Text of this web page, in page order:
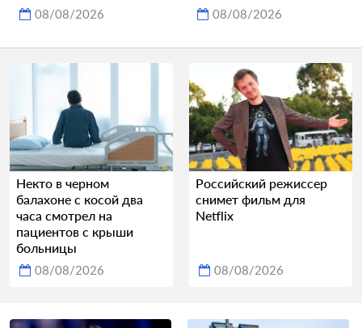
08/08/2026 08/08/2026
Некто в черном
балахоне с косой два
часа смотрел на
пациентов с крыши
больницы
08/08/2026
Российский режиссер
снимет фильм для
Netflix
08/08/2026